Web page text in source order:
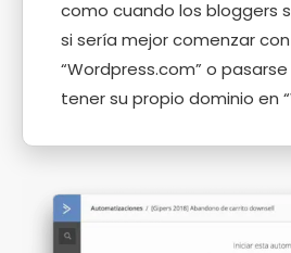
como cuando los bloggers
si sería mejor comenzar
“Wordpress.com” o
tener su propio dominio en